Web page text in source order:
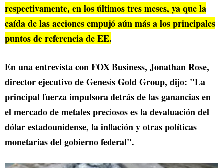
respectivamente, en los últimos tres meses, ya que la
caída de las acciones empujó aún más a los principales
puntos de referencia de EE.
En una entrevista con FOX Business, Jonathan Rose,
director ejecutivo de Genesis Gold Group, dijo: "La
principal fuerza impulsora detrás de las ganancias en
el mercado de metales preciosos es la devaluación del
dólar estadounidense, la inflación y otras políticas
monetarias del gobierno federal".